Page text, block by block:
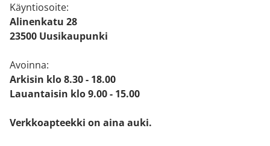
Käyntiosoite:
Alinenkatu 28
23500 Uusikaupunki
Avoinna:
Arkisin klo 8.30 - 18.00
Lauantaisin klo 9.00 - 15.00
Verkkoapteekki on aina auki.